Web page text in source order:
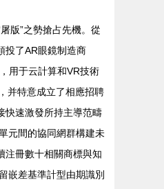
版”之勢搶占先機。從
投了AR眼鏡制造商
用于云計算和VR技術
并特意成立了相應招聘
快速激發所持主導范疇
元間的協同網群構建未
注冊數十相關商標與知
嵌差基準計型由期識別